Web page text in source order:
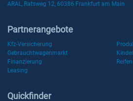
ARAL, Ratsweg 12, 60386 Frankfurt am Main
Partnerangebote
Kfz-Versicherung
Gebrauchtwagenmarkt
Finanzierung
Reifen
Leasing
Quickfinder